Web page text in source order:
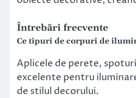
Întrebări frecvente
Ce tipuri de corpuri de
Aplicele de perete,
excelente pentru
de stilul decorului.